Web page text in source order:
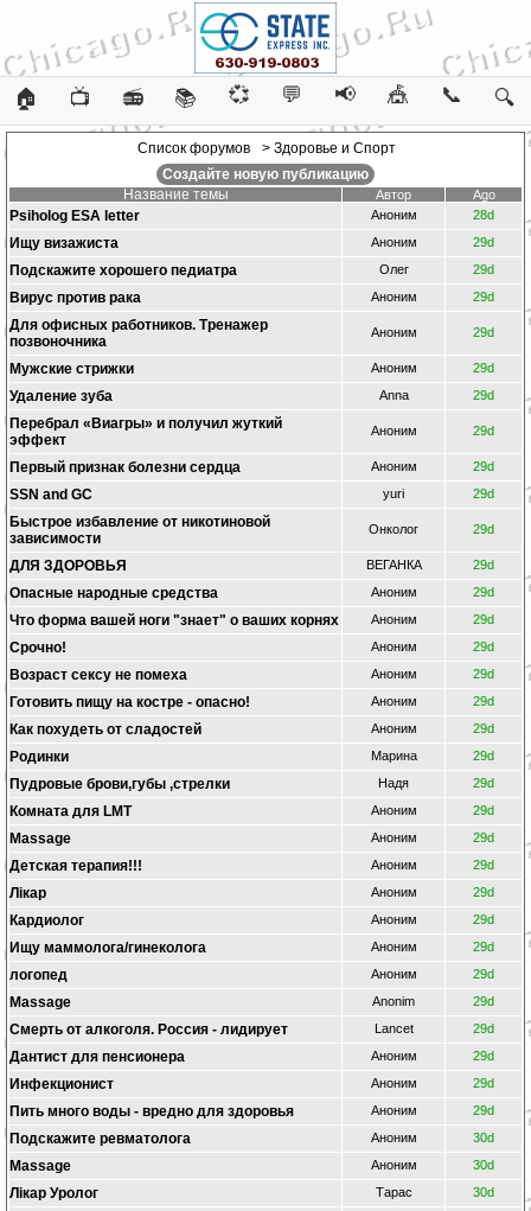
🏠 📺 📻 📚 💞 💬 📢 🎪 📞 🔍
Список форумов
> Здоровье и Спорт
Создайте новую публикацию
Название темы
Автор Ago
Psiholog ESA letter Аноним 28d
Ищу визажиста Аноним 29d
Подскажите хорошего педиатра Олег 29d
Вирус против рака Аноним 29d
Для офисных работников. Тренажер
позвоночника
Аноним 29d
Мужские стрижки Аноним 29d
Удаление зуба Anna 29d
Перебрал «Виагры» и получил жуткий
эффект
Аноним 29d
Первый признак болезни сердца Аноним 29d
SSN and GC yuri 29d
Быстрое избавление от никотиновой
зависимости
Онколог 29d
ДЛЯ ЗДОРОВЬЯ ВЕГАНКА 29d
Опасные народные средства Аноним 29d
Что форма вашей ноги "знает" о ваших корнях Аноним 29d
Срочно! Аноним 29d
Возраст сексу не помеха Аноним 29d
Готовить пищу на костре - опасно! Аноним 29d
Как похудеть от сладостей Аноним 29d
Родинки Марина 29d
Пудровые брови,губы ,стрелки Надя 29d
Комната для LMT Аноним 29d
Massage Аноним 29d
Детская терапия!!! Аноним 29d
Лікар Аноним 29d
Кардиолог Аноним 29d
Ищу маммолога/гинеколога Аноним 29d
логопед Аноним 29d
Massage Anonim 29d
Смерть от алкоголя. Россия - лидирует Lancet 29d
Дантист для пенсионера Аноним 29d
Инфекционист Аноним 29d
Пить много воды - вредно для здоровья Аноним 29d
Подскажите ревматолога Аноним 30d
Massage Аноним 30d
Лікар Уролог Тарас 30d